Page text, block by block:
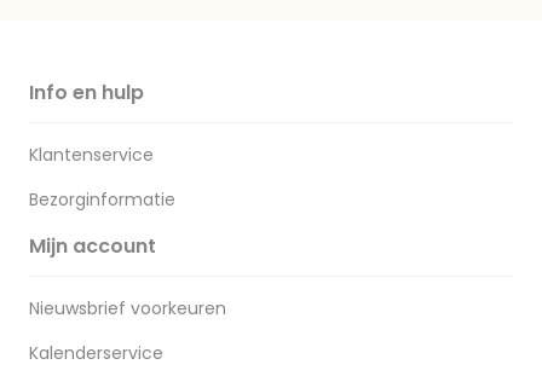
Info en hulp
Klantenservice
Bezorginformatie
Mijn account
Nieuwsbrief voorkeuren
Kalenderservice